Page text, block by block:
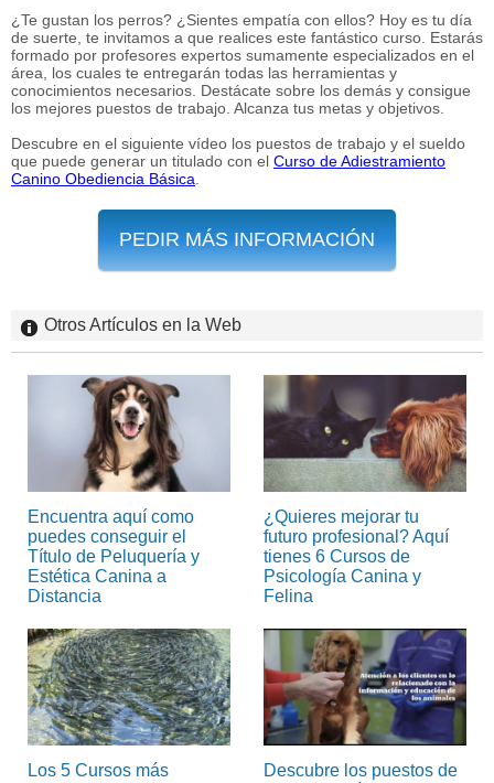
¿Te gustan los perros? ¿Sientes empatía con ellos? Hoy es tu día
de suerte, te invitamos a que realices este fantástico curso. Estarás
formado por profesores expertos sumamente especializados en el
área, los cuales te entregarán todas las herramientas y
conocimientos necesarios. Destácate sobre los demás y consigue
los mejores puestos de trabajo. Alcanza tus metas y objetivos.
Descubre en el siguiente vídeo los puestos de trabajo y el sueldo
que puede generar un titulado con el Curso de Adiestramiento
Canino Obediencia Básica
PEDIR MÁS INFORMACIÓN
Otros Artículos en la Web
Encuentra aquí como
puedes conseguir el
Título de Peluquería y
Estética Canina a
Distancia
¿Quieres mejorar tu
futuro profesional? Aquí
tienes 6 Cursos de
Psicología Canina y
Felina
Los 5 Cursos más
Descubre los puestos de